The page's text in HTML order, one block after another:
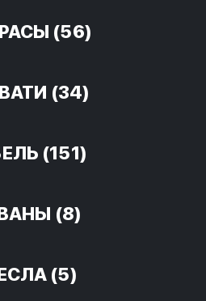
(56)
(34)
(151)
(8)
(5)